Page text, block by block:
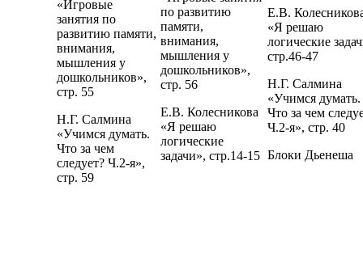
«Игровые
занятия по
развитию памяти,
внимания,
мышления у
дошкольников»,
стр. 55
Н.Г. Салмина
«Учимся думать.
Что за чем
следует? Ч.2-я»,
стр. 59
по развитию
памяти,
внимания,
мышления у
дошкольников»,
стр. 56
Е.В. Колесникова
«Я решаю
логические
задачи», стр.14-15
Е.В.
«Я решаю
логические
стр.46-47
Н.Г. Салмина
«Учимся думать.
Что за чем
Ч.2-я», стр. 40
Блоки Дьенеша